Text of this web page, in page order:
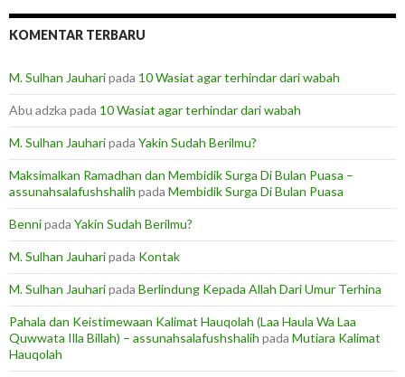
KOMENTAR TERBARU
M. Sulhan Jauharipada 10 Wasiat agar terhindar dari wabah
Abu adzka pada 10 Wasiat agar terhindar dari wabah
M. Sulhan Jauharipada Yakin Sudah Berilmu?
Maksimalkan Ramadhan dan Membidik Surga Di Bulan Puasa –
assunahsalafushshalih pada Membidik Surga Di Bulan Puasa
Bennipada Yakin Sudah Berilmu?
M. Sulhan Jauharipada Kontak
M. Sulhan Jauharipada Berlindung Kepada Allah Dari Umur Terhina
Pahala dan Keistimewaan Kalimat Hauqolah (Laa Haula Wa Laa
Quwwata Illa Billah) – assunahsalafushshalih pada Mutiara Kalimat
Hauqolah